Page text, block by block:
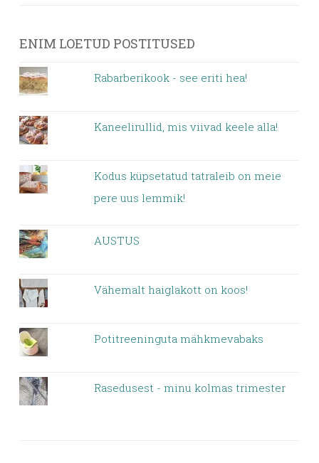
ENIM LOETUD POSTITUSED
Rabarberikook - see eriti hea!
Kaneelirullid, mis viivad keele alla!
Kodus küpsetatud tatraleib on meie
pere uus lemmik!
AUSTUS
Vähemalt haiglakott on koos!
Potitreeninguta mähkmevabaks
Rasedusest - minu kolmas trimester